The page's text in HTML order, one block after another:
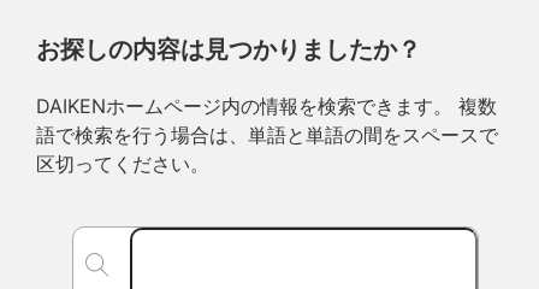
お探しの内容は見つかりましたか？
DAIKENホームページ内の情報を検索できます。 複数
語で検索を行う場合は、単語と単語の間をスペースで
区切ってください。